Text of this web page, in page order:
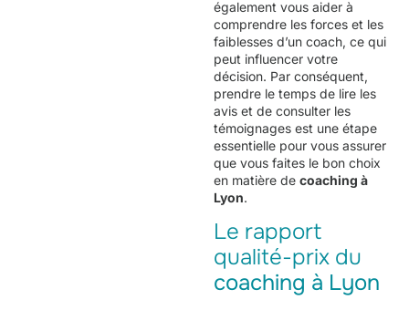
également vous aider à
comprendre les forces et les
faiblesses d’un coach, ce qui
peut influencer votre
décision. Par conséquent,
prendre le temps de lire les
avis et de consulter les
témoignages est une étape
essentielle pour vous assurer
que vous faites le bon choix
en matière de coaching à
Lyon.
Le rapport
qualité-prix du
coaching à Lyon